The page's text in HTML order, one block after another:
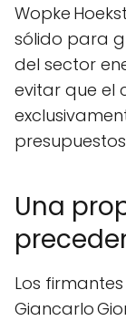
Wopke
sólido para
del sector
evitar que el
Una
Los
Giancarlo